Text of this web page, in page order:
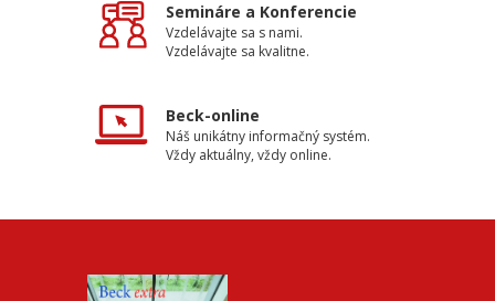
Semináre a Konferencie
Vzdelávajte sa s nami.
Vzdelávajte sa kvalitne.
Beck-online
Náš unikátny informačný systém.
Vždy aktuálny, vždy online.